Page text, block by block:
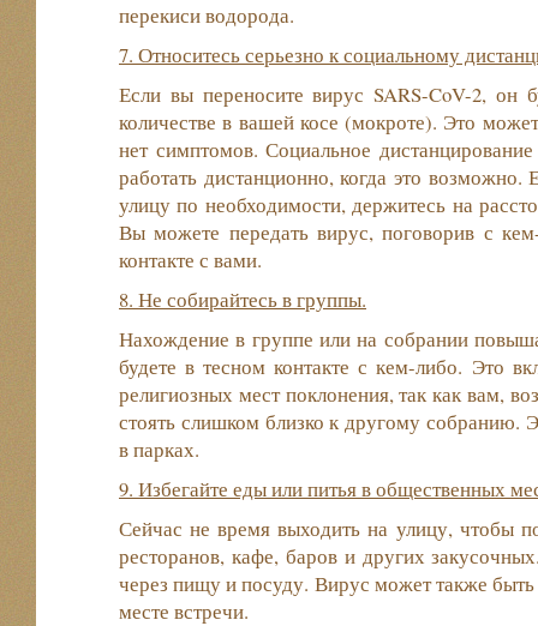
перекиси водорода.
7. Относитесь серьезно к социальному
Если вы переносите вирус SARS-CoV-2, он
количестве в вашей косе (мокроте). Это
нет симптомов. Социальное
работать дистанционно, когда это
улицу по необходимости, держитесь на
Вы можете передать вирус, поговорив с
контакте с вами.
8. Не собирайтесь в группы.
Нахождение в группе или на собрании
будете в тесном контакте с кем-либо. Это
религиозных мест поклонения, так как вам,
стоять слишком близко к другому собранию.
в парках.
9. Избегайте еды или питья в общественных
Сейчас не время выходить на улицу, чтобы
ресторанов, кафе, баров и других
через пищу и посуду. Вирус может также
месте встречи.